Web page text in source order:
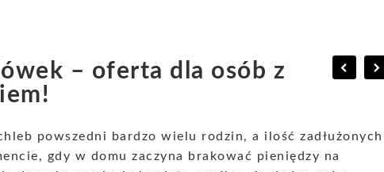
– oferta dla osób z
powszedni bardzo wielu rodzin, a ilość zadłużonych
gdy w domu zaczyna brakować pieniędzy na